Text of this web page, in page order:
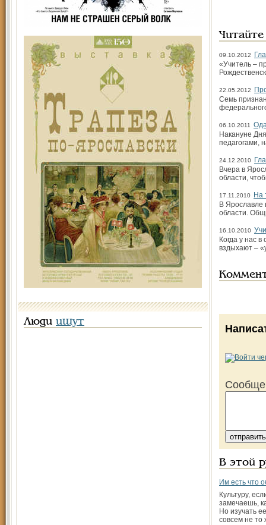
Люди ищут
09.10.2012
«Учитель –
22.05.2012
Семь
06.10.2011
Накануне
педагогами,
24.12.2010
Вчера в
области,
17.11.2010
На
В Ярославле
области.
16.10.2010
Когда у нас
вздыхают –
В этой
Им есть что
Культуру,
замечаешь,
Но изучать
совсем не то